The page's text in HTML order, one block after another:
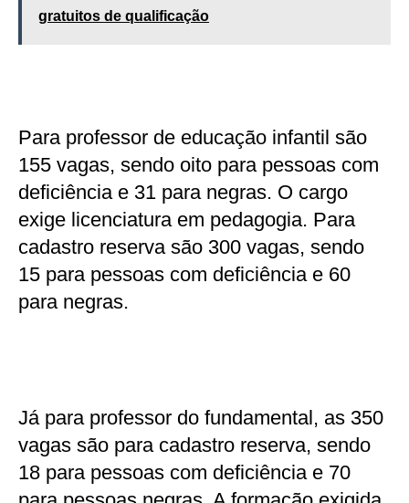
gratuitos de qualificação
Para professor de educação infantil são
155 vagas, sendo oito para pessoas com
deficiência e 31 para negras. O cargo
exige licenciatura em pedagogia. Para
cadastro reserva são 300 vagas, sendo
15 para pessoas com deficiência e 60
para negras.
Já para professor do fundamental, as 350
vagas são para cadastro reserva, sendo
18 para pessoas com deficiência e 70